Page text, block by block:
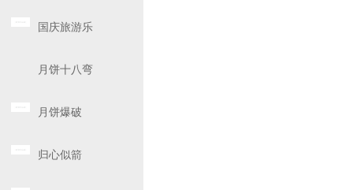
国庆旅游乐
月饼十八弯
月饼爆破
归心似箭